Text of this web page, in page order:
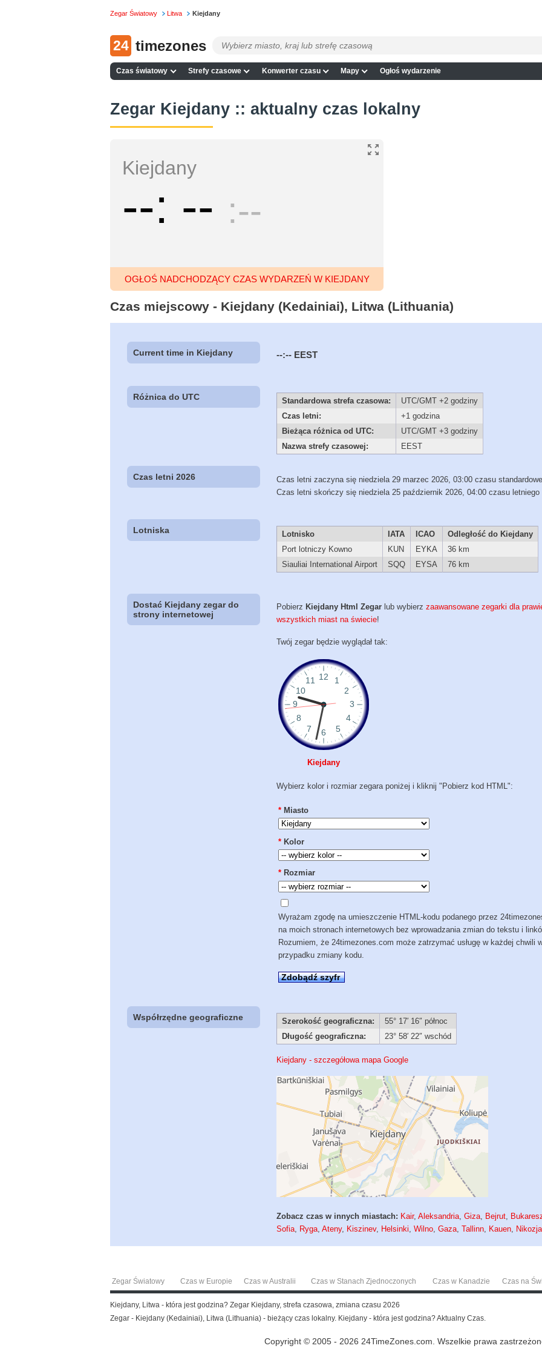
Zegar Światowy Litwa Kiejdany
24 timezones
Czas światowy Strefy czasowe Konwerter czasu Mapy Ogłoś wydarzenie
Zegar Kiejdany :: aktualny czas lokalny
Kiejdany
-- -- --
OGŁOŚ NADCHODZĄCY CZAS WYDARZEŃ W KIEJDANY
Czas miejscowy - Kiejdany (Kedainiai), Litwa (Lithuania)
Current time in Kiejdany --:-- EEST
Różnica do UTC Standardowa strefa czasowa:
UTC/GMT +2 godziny
Czas letni:
+1 godzina
Bieżąca różnica od UTC:
UTC/GMT +3 godziny
Nazwa strefy czasowej:
EEST
Czas letni 2026
Czas letni zaczyna się niedziela 29 marzec 2026, 03:00 czasu
Czas letni skończy się niedziela 25 październik 2026, 04:00 czasu letniego
Lotniska Lotnisko IATA ICAO
Odległość do Kiejdany
Port lotniczy Kowno
KUN EYKA
36 km
Siauliai International Airport
SQQ EYSA 76 km
Dostać Kiejdany zegar do
strony internetowej
Pobierz Kiejdany Html Zegar lub wybierzzaawansowane zegarki dla
wszystkich miast na świecie!
Twój zegar będzie wyglądał tak:
Kiejdany
Wybierz kolor i rozmiar zegara poniżej i kliknij "Pobierz kod HTML":
* Miasto
* Kolor
* Rozmiar
Wyrażam zgodę na umieszczenie HTML-kodu podanego przez
na moich stronach internetowych bez wprowadzania zmian do tekstu i
Rozumiem, że 24timezones.com może zatrzymać usługę w każdej chwili
przypadku zmiany kodu.
Zdobądź szyfr
Współrzędne geograficzne Szerokość geograficzna:
55° 17′ 16″ północ
Długość geograficzna:
23° 58′ 22″ wschód
Kiejdany - szczegółowa mapa Google
Zobacz czas w innych miastach: Kair,Aleksandria,Giza, Bejrut,
Sofia, Ryga,Ateny, Kiszinev, Helsinki,Wilno,Gaza,Tallinn, Kauen, Nikozja
Zegar Światowy Czas w Europie Czas w Australii Czas w Stanach Zjednoczonych Czas w Kanadzie Czas na
Kiejdany, Litwa - która jest godzina? Zegar Kiejdany, strefa czasowa, zmiana czasu 2026
Zegar - Kiejdany (Kedainiai), Litwa (Lithuania) - bieżący czas lokalny. Kiejdany - która jest godzina? Aktualny Czas.
Copyright © 2005 - 2026 24TimeZones.com. Wszelkie prawa